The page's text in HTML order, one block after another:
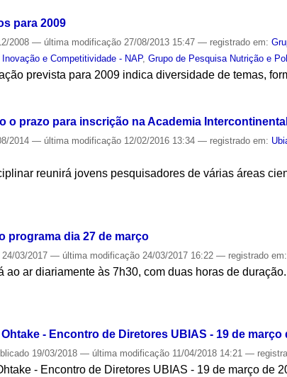
para 2009
2008— última modificação 27/08/2013 15:47— registrado em:
e Competitividade - NAP,Grupo de Pesquisa Nutrição e
prevista para 2009 indica diversidade de temas,
o prazo para inscrição na Academia Intercontinental
2014— última modificação 12/02/2016 13:34— registrado em:
reunirá jovens pesquisadores de várias áreas
programa dia 27 de março
24/03/2017— última modificação 24/03/2017 16:22— registrado em:
ao ar diariamente às 7h30, com duas horas de
- Encontro de Diretores UBIAS - 19 de março
19/03/2018— última modificação 11/04/2018 14:21—
- Encontro de Diretores UBIAS - 19 de março de